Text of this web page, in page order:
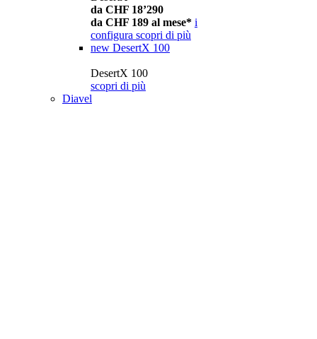
da CHF 18’290
da CHF 189 al mese* i
configura scopri di più
new DesertX 100
DesertX 100
scopri di più
Diavel